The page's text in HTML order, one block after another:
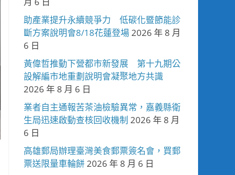
助產業提升永續競爭力 低碳化暨節能診
斷方案說明會8/18花蓮登場2026 年 8 月
6 日
黃偉哲推動下營都市新發展 第十九期公
設解編市地重劃說明會凝聚地方共識
2026 年 8 月 6 日
業者自主通報苦茶油檢驗異常，嘉義縣衛
生局迅速啟動查核回收機制 2026 年 8 月
6 日
高雄郵局辦理臺灣美食郵票簽名會，買郵
票送限量車輪餅2026 年 8 月 6 日